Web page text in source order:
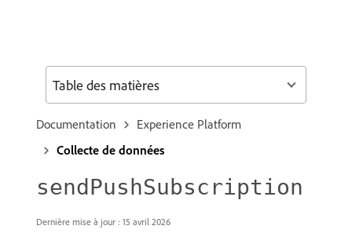
Documentation
Experience Platform
Collecte de données
sendPushSubscription
Dernière mise à jour : 15 avril 2026
Table des matières